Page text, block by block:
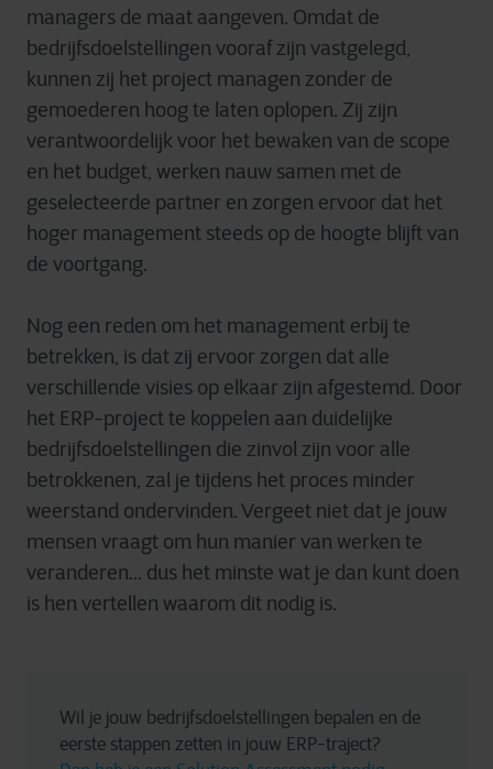
managers de maat aangeven. Omdat de
bedrijfsdoelstellingen vooraf zijn vastgelegd,
kunnen zij het project managen zonder de
gemoederen hoog te laten oplopen. Zij zijn
verantwoordelijk voor het bewaken van de scope
en het budget, werken nauw samen met de
geselecteerde partner en zorgen ervoor dat het
hoger management steeds op de hoogte blijft van
de voortgang.
Nog een reden om het management erbij te
betrekken, is dat zij ervoor zorgen dat alle
verschillende visies op elkaar zijn afgestemd. Door
het ERP-project te koppelen aan duidelijke
bedrijfsdoelstellingen die zinvol zijn voor alle
betrokkenen, zal je tijdens het proces minder
weerstand ondervinden. Vergeet niet dat je jouw
mensen vraagt om hun manier van werken te
veranderen... dus het minste wat je dan kunt doen
is hen vertellen waarom dit nodig is.
Wil je jouw bedrijfsdoelstellingen bepalen en de
eerste stappen zetten in jouw ERP-traject?